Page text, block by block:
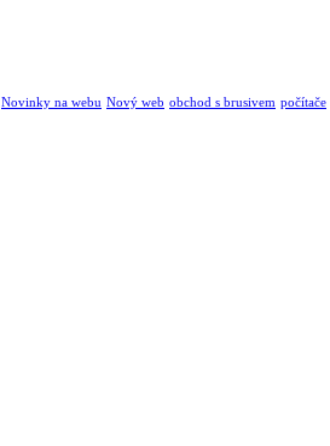
Novinky na webu Nový web obchod s brusivem počítače